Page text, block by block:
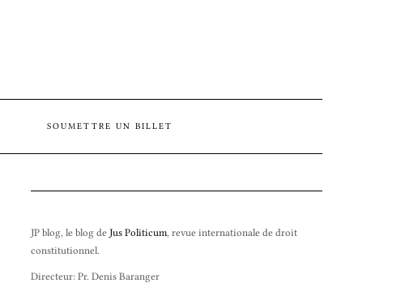
SOUMETTRE UN BILLET
JP blog, le blog de Jus Politicum, revue internationale de droit
constitutionnel.
Directeur: Pr. Denis Baranger